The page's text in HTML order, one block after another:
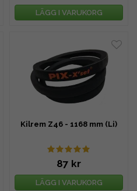
LÄGG I VARUKORG
Kilrem Z46 - 1168 mm (Li)
87 kr
LÄGG I VARUKORG